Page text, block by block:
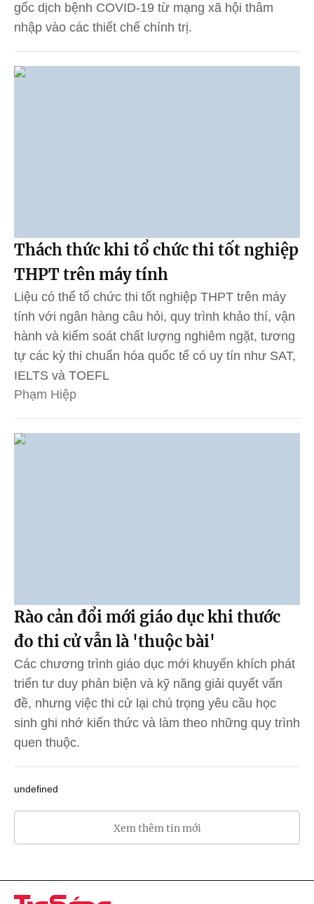
gốc dịch bệnh COVID-19 từ mạng xã hội thâm
nhập vào các thiết chế chính trị.
Thách thức khi tổ chức thi tốt nghiệp
THPT trên máy tính
Liệu có thể tổ chức thi tốt nghiệp THPT trên máy
tính với ngân hàng câu hỏi, quy trình khảo thí, vận
hành và kiểm soát chất lượng nghiêm ngặt, tương
tự các kỳ thi chuẩn hóa quốc tế có uy tín như SAT,
IELTS và TOEFL
Phạm Hiệp
Rào cản đổi mới giáo dục khi thước
đo thi cử vẫn là 'thuộc bài'
Các chương trình giáo dục mới khuyến khích phát
triển tư duy phản biện và kỹ năng giải quyết vấn
đề, nhưng việc thi cử lại chú trọng yêu cầu học
sinh ghi nhớ kiến thức và làm theo những quy trình
quen thuộc.
undefined
Xem thêm tin mới